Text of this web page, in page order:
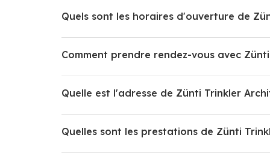
Quels sont les horaires d'ouverture de
Comment prendre rendez-vous avec
Quelle est l'adresse de Zünti Trinkler
Quelles sont les prestations de Zünti